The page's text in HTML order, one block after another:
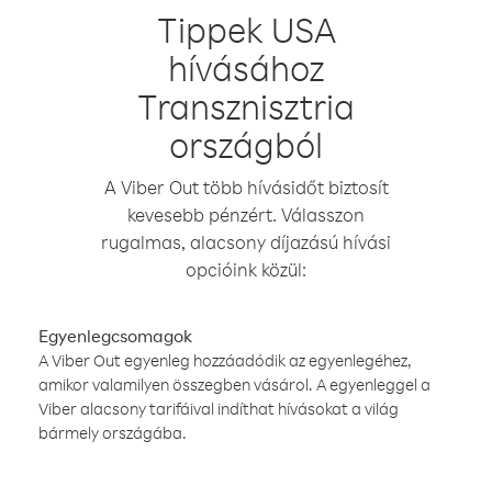
Tippek USA
hívásához
Transznisztria
országból
A Viber Out több hívásidőt biztosít
kevesebb pénzért. Válasszon
rugalmas, alacsony díjazású hívási
opcióink közül:
Egyenlegcsomagok
A Viber Out egyenleg hozzáadódik az egyenlegéhez,
amikor valamilyen összegben vásárol. A egyenleggel a
Viber alacsony tarifáival indíthat hívásokat a világ
bármely országába.